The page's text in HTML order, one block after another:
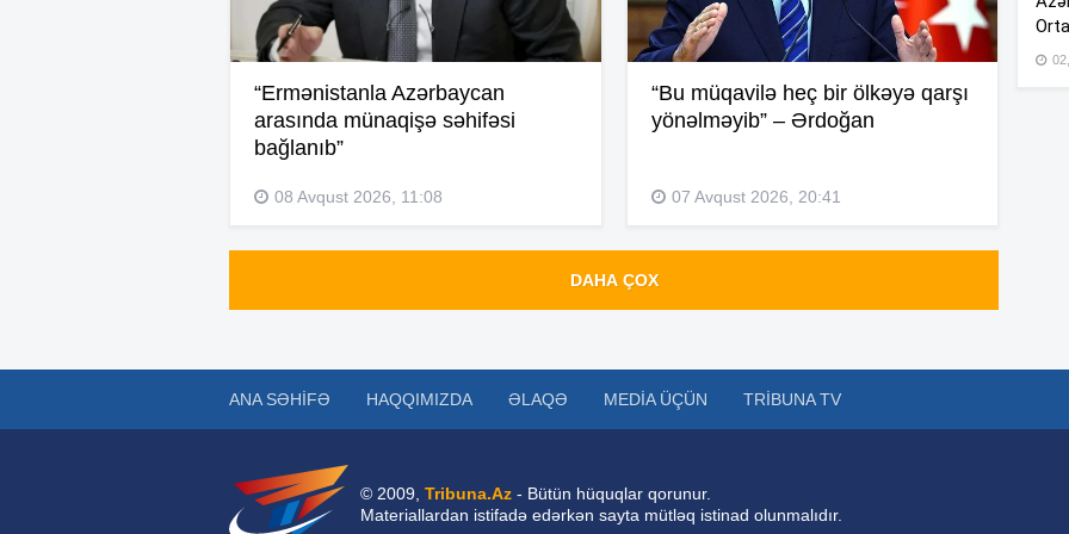
“Ermənistanla Azərbaycan
arasında münaqişə səhifəsi
bağlanıb”
08 Avqust 2026, 11:08
“Bu müqavilə heç bir ölkəyə qarşı
yönəlməyib” – Ərdoğan
07 Avqust 2026, 20:41
DAHA ÇOX
ANA SƏHIFƏ HAQQIMIZDA ƏLAQƏ MEDIA ÜÇÜN TRIBUNA TV
© 2009, Tribuna.Az - Bütün hüquqlar qorunur.
Materiallardan istifadə edərkən sayta mütləq istinad olunmalıdır.